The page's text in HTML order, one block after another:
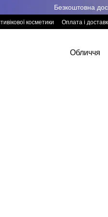
Безкоштовна
косметики Оплата і
Обличчя